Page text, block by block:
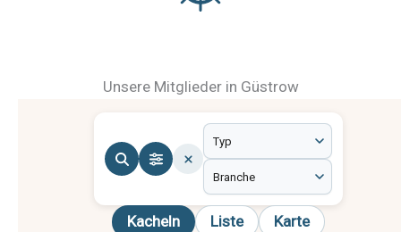
Unsere Mitglieder in Güstrow
Kacheln Liste Karte